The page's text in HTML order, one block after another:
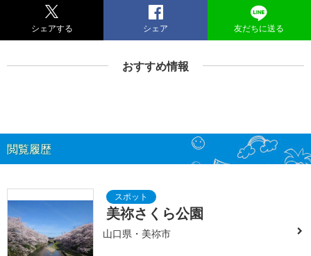
シェアする シェア 友だちに送る
おすすめ情報
閲覧履歴
美祢さくら公園
山口県・美祢市